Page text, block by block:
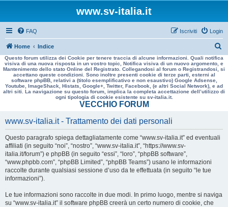
www.sv-italia.it
FAQ Login
Iscriviti
Home Indice
e
r
a
Questo forum utilizza dei Cookie per tenere traccia di alcune informazioni. Quali notifica
visiva di una nuova risposta in un vostro topic, Notifica visiva di un nuovo argomento, e
Mantenimento dello stato Online del Registrato. Collegandosi al forum o Registrandosi, si
accettano queste condizioni. Sono inoltre presenti cookie di terze parti, esterni al
software phpBB, relativi a (titolo esemplificativo e non esaustivo) Google Adsense,
Youtube, ImageShack, Histats, Google+, Twitter, Facebook, (e altri Social Network), e ad
altri siti. La navigazione su questo forum, implica la completa accettazione dell’utilizzo di
ogni tipologia di cookie esistente su sv-italia.it.
VECCHIO FORUM
www.sv-italia.it - Trattamento dei dati personali
Questo paragrafo spiega dettagliatamente come “www.sv-italia.it” ed eventuali
affiliati (in seguito “noi”, “nostro”, “www.sv-italia.it”, “https://www.sv-
italia.it/forum”) e phpBB (in seguito “essi”, “loro”, “phpBB software”,
“www.phpbb.com”, “phpBB Limited”, “phpBB Teams”) usano le informazioni
raccolte durante qualsiasi sessione d’uso da te effettuata (in seguito “le tue
informazioni”).
Le tue informazioni sono raccolte in due modi. In primo luogo, mentre si naviga
su “www.sv-italia.it” il software phpBB creerà un certo numero di cookie, che